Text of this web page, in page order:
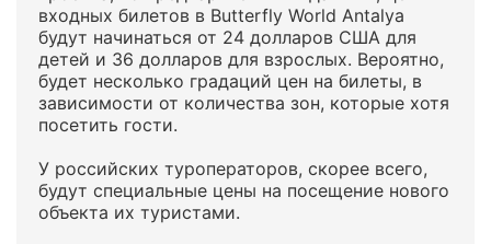
входных билетов в Butterfly World Antalya
будут начинаться от 24 долларов США для
детей и 36 долларов для взрослых. Вероятно,
будет несколько градаций цен на билеты, в
зависимости от количества зон, которые хотя
посетить гости.
У российских туроператоров, скорее всего,
будут специальные цены на посещение нового
объекта их туристами.